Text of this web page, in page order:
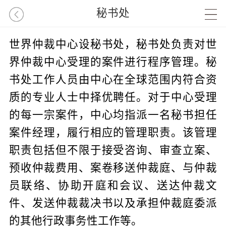
秘书处
世界仲裁中心设秘书处，秘书处负责对世
界仲裁中心受理的案件进行程序管理。秘
书处工作人员由中心在全球范围内符合资
质的专业人士中择优聘任。对于中心受理
的每一宗案件，中心均指派一名秘书担任
案件经理，履行相应的管理职责。该管理
职责包括但不限于接受咨询、审查立案、
预收仲裁费用、案卷移送仲裁庭、与仲裁
员联络、协助开庭和会议、送达仲裁文
件、发送仲裁裁决书以及承担仲裁庭委派
的其他行政事务性工作等。